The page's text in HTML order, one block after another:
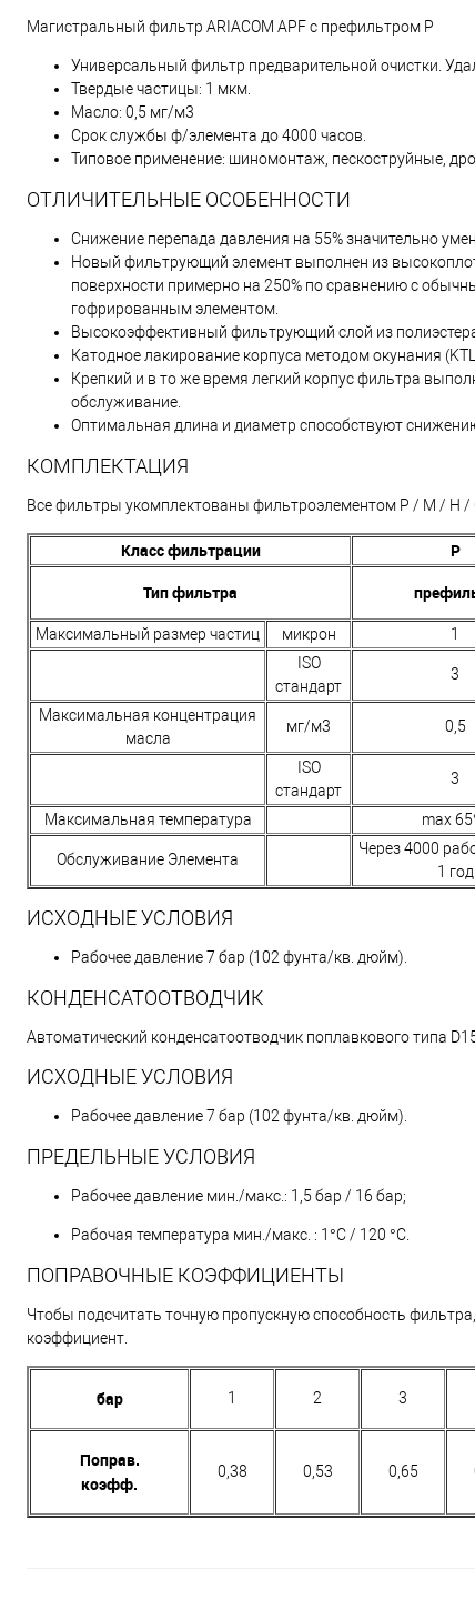
Магистральный фильтр ARIACOM APF с префильтром P
Универсальный фильтр предварительной очистки.
Твердые частицы: 1 мкм.
Масло: 0,5 мг/м3
Срок службы ф/элемента до 4000 часов.
Типовое применение: шиномонтаж, пескоструйные,
ОТЛИЧИТЕЛЬНЫЕ ОСОБЕННОСТИ
Снижение перепада давления на 55% значительно
Новый фильтрующий элемент выполнен из
поверхности примерно на 250% по сравнению с
гофрированным элементом.
Высокоэффективный фильтрующий слой из
Катодное лакирование корпуса методом окунания
Крепкий и в то же время легкий корпус фильтра
обслуживание.
Оптимальная длина и диаметр способствуют
КОМПЛЕКТАЦИЯ
Все фильтры укомплектованы фильтроэлементом P / M / H /
Класс фильтрации P
Тип фильтра
Максимальный размер частиц микрон 1
ISO
стандарт
3
Максимальная концентрация
масла
мг/м3 0,5
ISO
стандарт
3
Максимальная температура max
Обслуживание Элемента
Через 4000
1 год
ИСХОДНЫЕ УСЛОВИЯ
Рабочее давление 7 бар (102 фунта/кв. дюйм).
КОНДЕНСАТООТВОДЧИК
Автоматический конденсатоотводчик поплавкового типа
ИСХОДНЫЕ УСЛОВИЯ
Рабочее давление 7 бар (102 фунта/кв. дюйм).
ПРЕДЕЛЬНЫЕ УСЛОВИЯ
Рабочее давление мин./макс.: 1,5 бар / 16 бар;
Рабочая температура мин./макс. : 1°C / 120 °C.
ПОПРАВОЧНЫЕ КОЭФФИЦИЕНТЫ
Чтобы подсчитать точную пропускную способность
коэффициент.
бар 1 2 3
Поправ.
коэфф.
0,38 0,53 0,65